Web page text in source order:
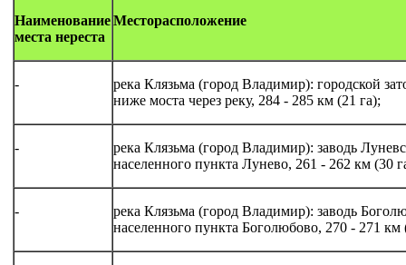
Наименование
места нереста
Месторасположение
-
река Клязьма (город Владимир): городской
ниже моста через реку, 284 - 285 км (21 га);
-
река Клязьма (город Владимир): заводь
населенного пункта Лунево, 261 - 262 км (30
-
река Клязьма (город Владимир): заводь
населенного пункта Боголюбово, 270 - 271 км